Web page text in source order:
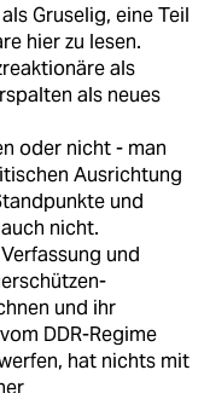
Gruselig, eine Teil
hier zu lesen.
als
als neues
oder nicht - man
Ausrichtung
und
nicht.
und
und ihr
DDR-Regime
hat nichts mit